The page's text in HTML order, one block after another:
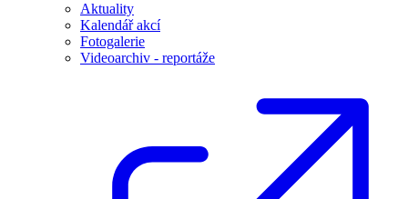
Aktuality
Kalendář akcí
Fotogalerie
Videoarchiv - reportáže